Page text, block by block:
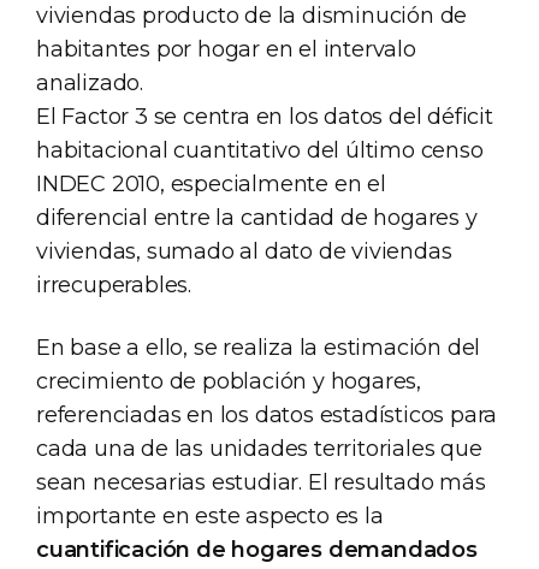
viviendas producto de la disminución de
habitantes por hogar en el intervalo
analizado.
El Factor 3 se centra en los datos del déficit
habitacional cuantitativo del último censo
INDEC 2010, especialmente en el
diferencial entre la cantidad de hogares y
viviendas, sumado al dato de viviendas
irrecuperables.
En base a ello, se realiza la estimación del
crecimiento de población y hogares,
referenciadas en los datos estadísticos para
cada una de las unidades territoriales que
sean necesarias estudiar. El resultado más
importante en este aspecto es la
cuantificación de hogares demandados